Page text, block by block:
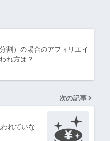
割）の場合のアフィリエイ
れ方は？
次の記事
れていな